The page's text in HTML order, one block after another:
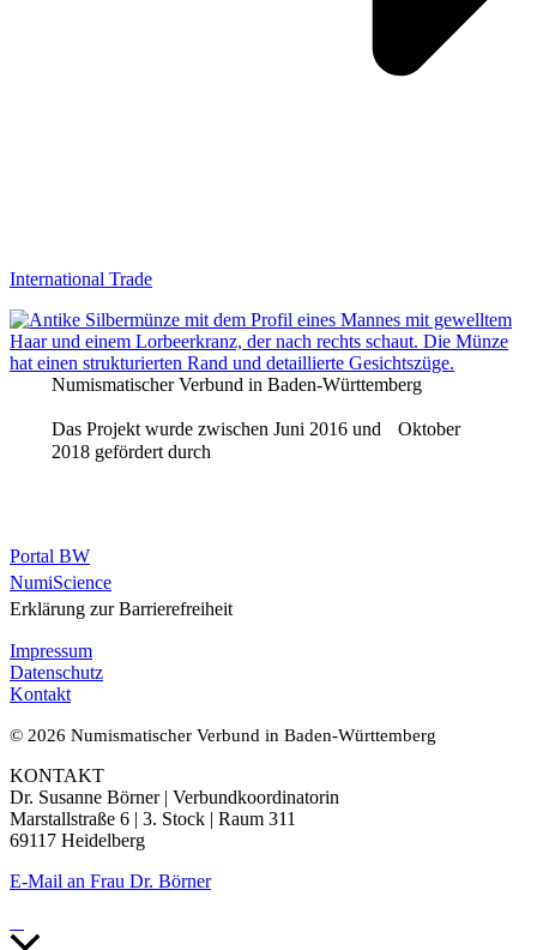
International Trade
Numismatischer Verbund in Baden-Württemberg
Das Projekt wurde zwischen Juni 2016 und Oktober
2018 gefördert durch
Portal BW
NumiScience
Erklärung zur Barrierefreiheit
Impressum
Datenschutz
Kontakt
© 2026 Numismatischer Verbund in Baden-Württemberg
KONTAKT
Dr. Susanne Börner | Verbundkoordinatorin
Marstallstraße 6 | 3. Stock | Raum 311
69117 Heidelberg
E-Mail an Frau Dr. Börner